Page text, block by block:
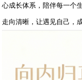
心成长体系，陪伴每一个
走向清晰，让遇见自己，